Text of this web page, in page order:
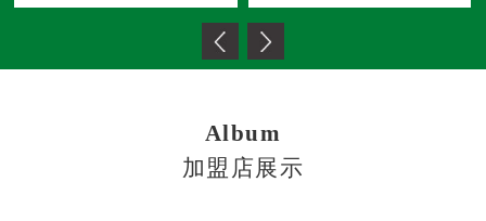
Album
加盟店展示